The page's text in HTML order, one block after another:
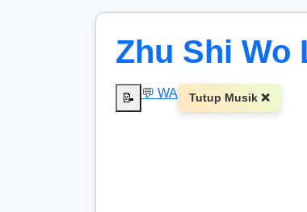
Zhu Shi Wo
📝 💬 WA Tutup Musik ❌